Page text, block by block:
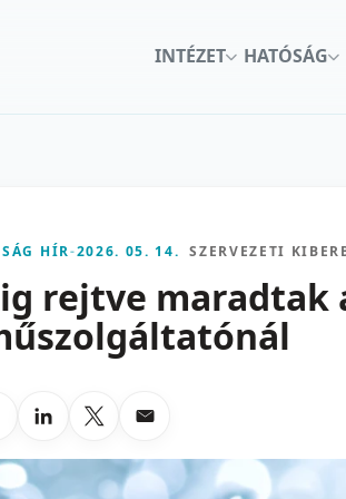
INTÉZET
HATÓSÁG
HÍR-2026. 05. 14. SZERVEZETI
rejtve
Facebookon
Megosztas LinkedInen
Megosztas X-en
Megosztas emailben